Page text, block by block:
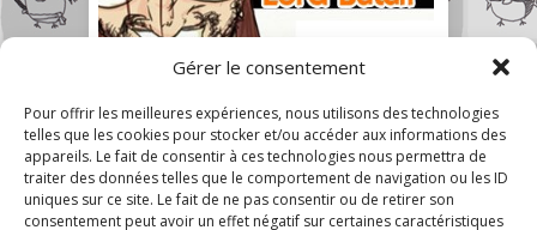
Gérer le consentement
Pour offrir les meilleures expériences, nous utilisons des technologies
telles que les cookies pour stocker et/ou accéder aux informations des
appareils. Le fait de consentir à ces technologies nous permettra de
traiter des données telles que le comportement de navigation ou les ID
uniques sur ce site. Le fait de ne pas consentir ou de retirer son
consentement peut avoir un effet négatif sur certaines caractéristiques